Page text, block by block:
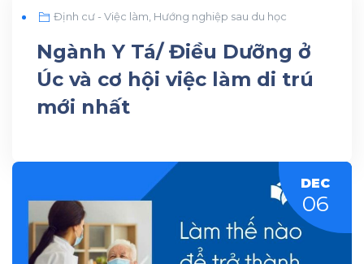
Định cư - Việc làm, Hướng nghiệp sau du học
Ngành Y Tá/ Điều Dưỡng ở
Úc và cơ hội việc làm di trú
mới nhất
DEC
06